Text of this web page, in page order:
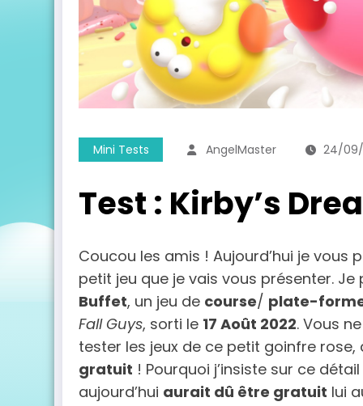
Mini Tests AngelMaster 24/
Test : Kirby’s
Coucou les amis ! Aujourd’hui je vous
petit jeu que je vais vous présenter.
Buffet, un jeu de course/ plate-
Fall Guys, sorti le 17 Août 2022. Vous
tester les jeux de ce petit goinfre rose,
gratuit ! Pourquoi j’insiste sur ce
aujourd’hui aurait dû être gratuit lui